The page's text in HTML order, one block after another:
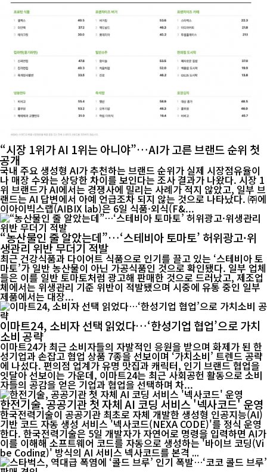
“시장 1위가 AI 1위는 아니야”…AI가 고른 브랜드 순위 첫
공개
국내 주요 생성형 AI가 추천하는 브랜드 순위가 실제 시장점유율이
나 매장 수와는 상당한 차이를 보인다는 조사 결과가 나왔다. 시장 1
위 브랜드가 AI에서는 경쟁사에 밀리는 사례가 적지 않았고, 일부 브
랜드는 AI 답변에서 아예 언급조차 되지 않는 것으로 나타났다. ㈜에
이아이빅스랩(AIBIX lab)은 6일 식품·외식(F&...
“농산물인 줄 알았는데”…‘스테비아 토마토’ 허위광고·위
생관리 위반 무더기 적발
최근 건강식품과 다이어트 식품으로 인기를 끌고 있는 ‘스테비아 토
마토’가 일반 농산물이 아닌 가공식품인 것으로 확인됐다. 일부 업체
들은 이를 일반 토마토처럼 광고해 판매한 것으로 드러났고, 제조업
체에서는 위생관리 기준 위반이 적발됐으며 시중에 유통 중인 일부
제품에서는 대장...
이마트24, 소비자 선택 읽었다…‘한성기업 협업’으로 가치
소비 공략
이마트24가 최근 소비자들의 자발적인 응원을 받으며 화제가 된 한
성기업과 손잡고 협업 상품 7종을 선보이며 ‘가치소비’ 트렌드 공략
에 나섰다. 편의점 업계가 유명 맛집과 캐릭터, 인기 브랜드 협업을
잇달아 선보이는 가운데, 이마트24는 최근 사회공헌 활동으로 소비
자들의 공감을 얻은 기업과 협업을 선택하며 차...
한전기술, 공공기관 첫 자체 AI 코딩 서비스 '넥사코드' 운영
한국전력기술이 공공기관 최초로 자체 개발한 생성형 인공지능(AI)
기반 코드 자동 생성 서비스 '넥사코드(NEXA CODE)'를 정식 운영
한다. 한국전력기술은 5일 개발자가 자연어로 명령을 입력하면 AI가
이를 이해해 소프트웨어 코드를 자동으로 생성하는 '바이브 코딩(Vi
be Coding)' 방식의 AI 서비스 넥사코드를 본격 ...